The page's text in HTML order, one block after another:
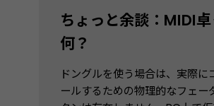
ちょっと余談：MIDI卓
何？
ドングルを使う場合は、実際に
ールするための物理的なフェー